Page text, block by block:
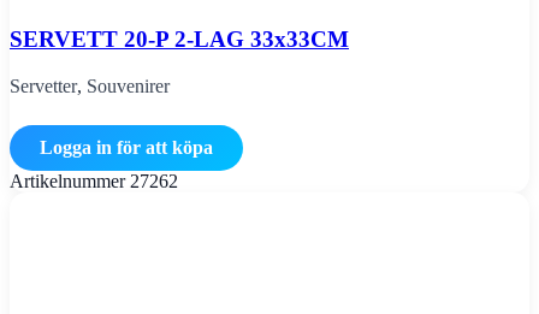
SERVETT 20-P 2-LAG 33x33CM
Servetter, Souvenirer
Logga in för att köpa
Artikelnummer 27262